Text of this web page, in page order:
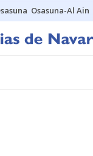
Osasuna-Al Ain